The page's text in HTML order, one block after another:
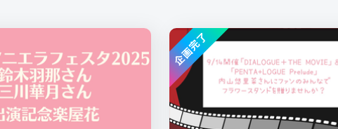
企画完了